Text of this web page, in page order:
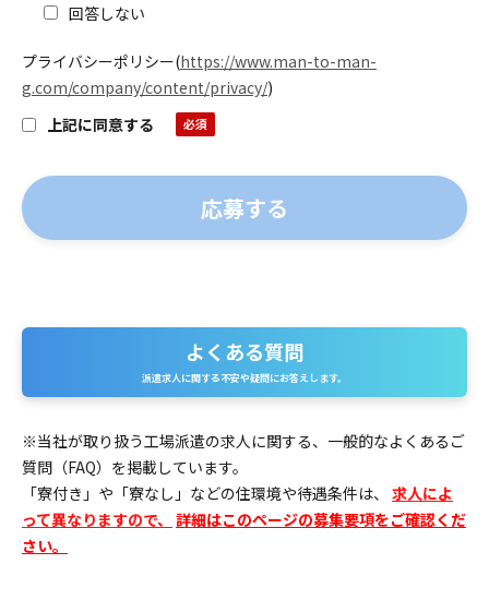
回答しない
プライバシーポリシー(https://www.man-to-man-
g.com/company/content/privacy/)
上記に同意する
く
あ
る
質
問
よくある質問
派遣求人に関する不安や疑問にお答えします。
※当社が取り扱う工場派遣の求人に関する、一般的なよくあるご
質問（FAQ）を掲載しています。
「寮付き」や「寮なし」などの住環境や待遇条件は、 求人によ
って異なりますので、 詳細はこのページの募集要項をご確認くだ
さい。